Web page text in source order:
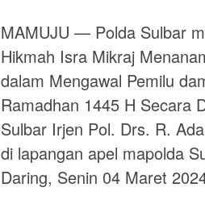
MAMUJU — Polda Sulbar
Hikmah Isra Mikraj
dalam Mengawal Pemilu
Ramadhan 1445 H Secara
Sulbar Irjen Pol. Drs. R.
di lapangan apel mapolda
Daring, Senin 04 Maret